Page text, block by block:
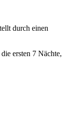
durch einen
ersten 7 Nächte,